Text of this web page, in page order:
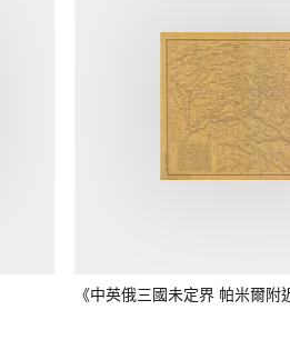
《中英俄三國未定界 帕米爾附